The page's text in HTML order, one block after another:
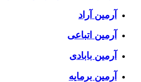
آرمین آراد
آرمین اتباعی
آرمین بابادی
آرمین برمایه